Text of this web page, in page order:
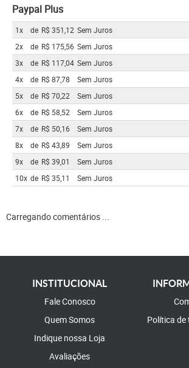
Paypal Plus
1x de R$ 351,12 Sem Juros
2x
de R$ 175,56 Sem Juros
3x
de R$ 117,04 Sem Juros
4x
de R$ 87,78 Sem Juros
5x
de R$ 70,22 Sem Juros
6x
de R$ 58,52 Sem Juros
7x
de R$ 50,16 Sem Juros
8x
de R$ 43,89 Sem Juros
9x
de R$ 39,01 Sem Juros
10x de R$ 35,11 Sem Juros
Carregando comentários ...
INSTITUCIONAL
Fale Conosco
Quem Somos
Indique nossa Loja
Avaliações
Política de